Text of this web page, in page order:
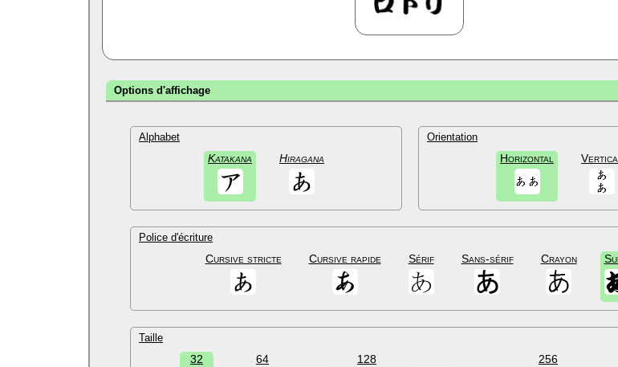
Options d'affichage
Alphabet
Katakana Hiragana
Orientation
Horizontal
Police d'écriture
Cursive stricte Cursive rapide Sérif Sans-sérif Crayon
Taille
32 64 128 256